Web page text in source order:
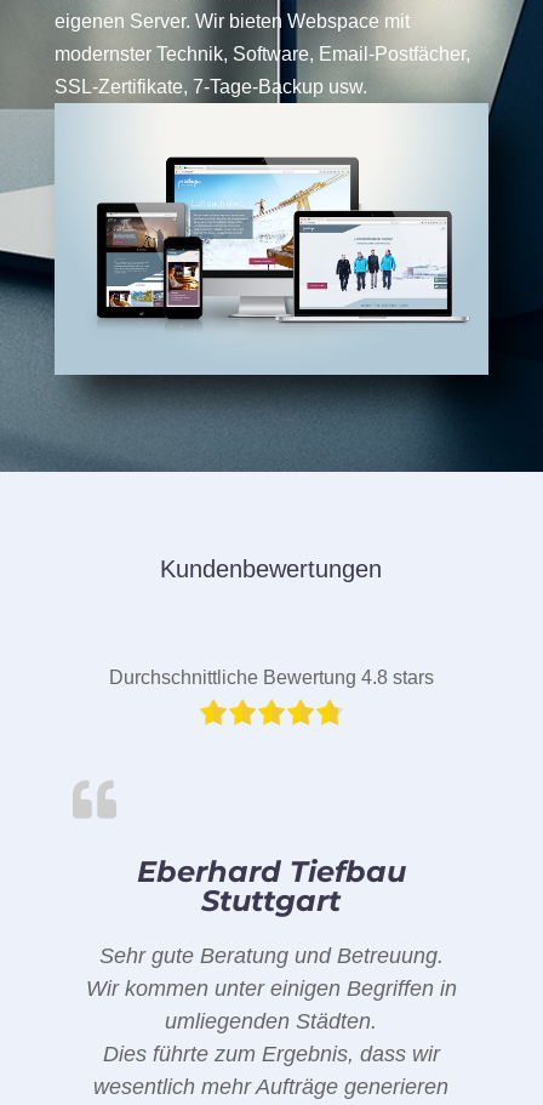
eigenen Server. Wir bieten Webspace mit
modernster Technik, Software, Email-Postfächer,
SSL-Zertifikate, 7-Tage-Backup usw.
Kundenbewertungen
Durchschnittliche Bewertung 4.8 stars
Eberhard Tiefbau
Stuttgart
Sehr gute Beratung und Betreuung.
Wir kommen unter einigen Begriffen in
umliegenden Städten.
Dies führte zum Ergebnis, dass wir
wesentlich mehr Aufträge generieren